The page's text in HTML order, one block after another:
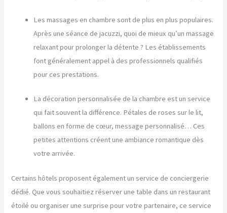
Les massages en chambre sont de plus en plus populaires.
Après une séance de jacuzzi, quoi de mieux qu’un massage
relaxant pour prolonger la détente ? Les établissements
font généralement appel à des professionnels qualifiés
pour ces prestations.
La décoration personnalisée de la chambre est un service
qui fait souvent la différence. Pétales de roses sur le lit,
ballons en forme de cœur, message personnalisé… Ces
petites attentions créent une ambiance romantique dès
votre arrivée.
Certains hôtels proposent également un service de conciergerie
dédié. Que vous souhaitiez réserver une table dans un restaurant
étoilé ou organiser une surprise pour votre partenaire, ce service